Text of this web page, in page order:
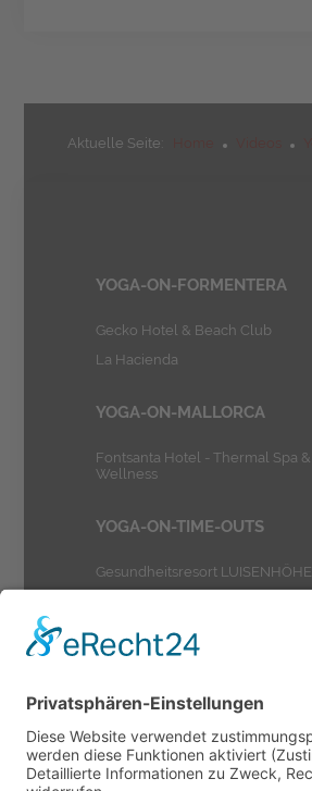
Aktuelle Seite:
YOGA-ON-FORMENTERA
Gecko Hotel & Beach Club
La Hacienda
YOGA-ON-MALLORCA
Fontsanta Hotel - Thermal Spa &
Wellness
YOGA-ON-TIME-OUTS
Gesundheitsresort LUISENHÖHE
Stimbekhof
Wellness Hotel Heiden